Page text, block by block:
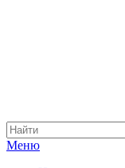
Меню